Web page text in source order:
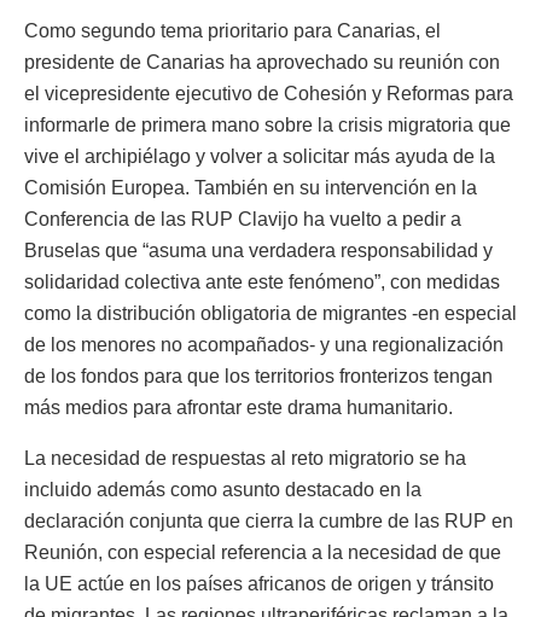
Como segundo tema prioritario para Canarias, el
presidente de Canarias ha aprovechado su reunión con
el vicepresidente ejecutivo de Cohesión y Reformas para
informarle de primera mano sobre la crisis migratoria que
vive el archipiélago y volver a solicitar más ayuda de la
Comisión Europea. También en su intervención en la
Conferencia de las RUP Clavijo ha vuelto a pedir a
Bruselas que “asuma una verdadera responsabilidad y
solidaridad colectiva ante este fenómeno”, con medidas
como la distribución obligatoria de migrantes -en especial
de los menores no acompañados- y una regionalización
de los fondos para que los territorios fronterizos tengan
más medios para afrontar este drama humanitario.
La necesidad de respuestas al reto migratorio se ha
incluido además como asunto destacado en la
declaración conjunta que cierra la cumbre de las RUP en
Reunión, con especial referencia a la necesidad de que
la UE actúe en los países africanos de origen y tránsito